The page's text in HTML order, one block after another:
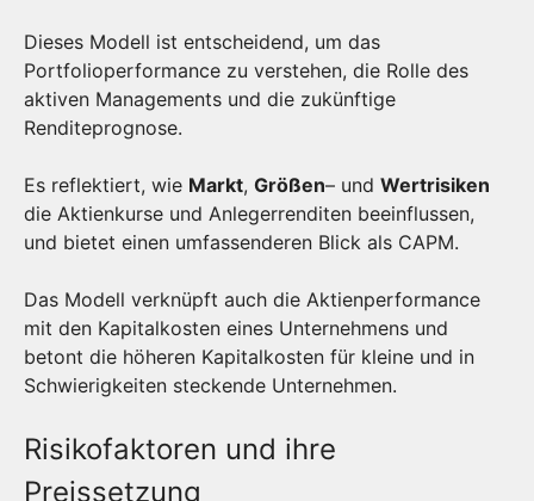
Dieses Modell ist entscheidend, um das
Portfolioperformance zu verstehen, die Rolle des
aktiven Managements und die zukünftige
Renditeprognose.
Es reflektiert, wie Markt, Größen– und Wertrisiken
die Aktienkurse und Anlegerrenditen beeinflussen,
und bietet einen umfassenderen Blick als CAPM.
Das Modell verknüpft auch die Aktienperformance
mit den Kapitalkosten eines Unternehmens und
betont die höheren Kapitalkosten für kleine und in
Schwierigkeiten steckende Unternehmen.
Risikofaktoren und ihre
Preissetzung